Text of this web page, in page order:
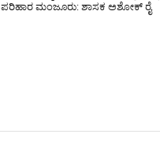
ಪರಿಹಾರ ಮಂಜೂರು: ಶಾಸಕ ಅಶೋಕ್ ರೈ